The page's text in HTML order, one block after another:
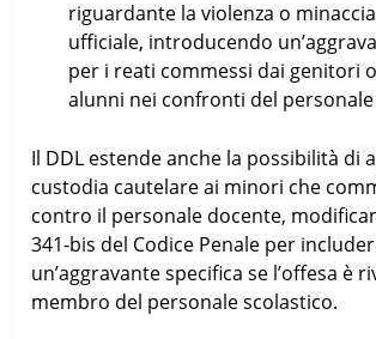
riguardante la violenza o
ufficiale, introducendo
per i reati commessi dai genitori
alunni nei confronti del
Il DDL estende anche la possibilità di
custodia cautelare ai minori che
contro il personale docente,
341-bis del Codice Penale per
un’aggravante specifica se l’offesa è
membro del personale scolastico.